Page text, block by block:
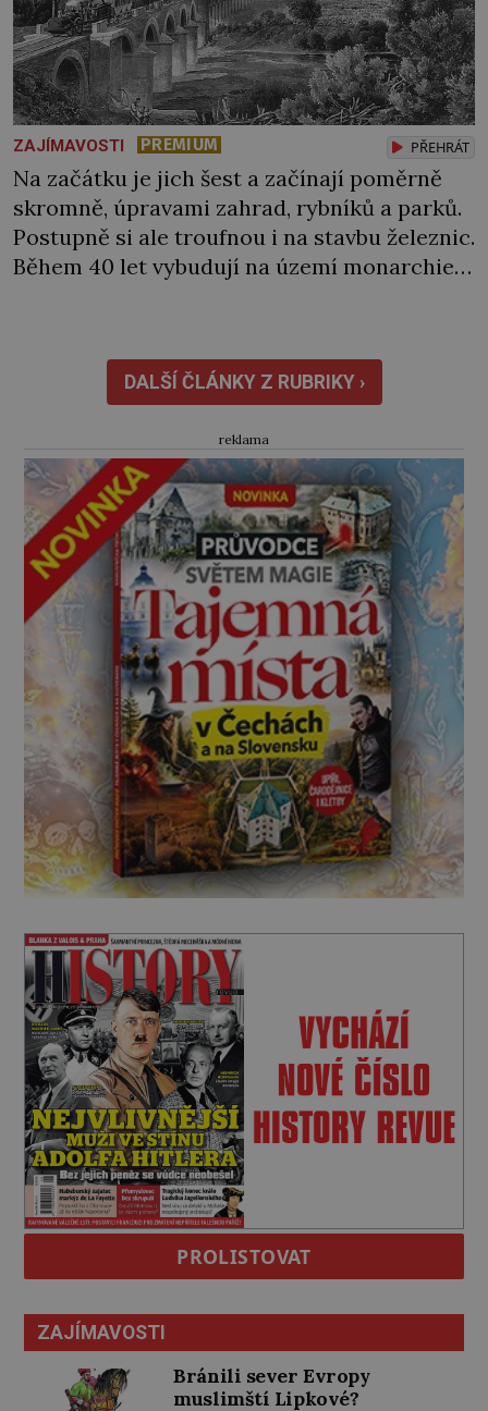
ZAJÍMAVOSTI PREMIUM PŘEHRÁT
Na začátku je jich šest a začínají poměrně
skromně, úpravami zahrad, rybníků a parků.
Postupně si ale troufnou i na stavbu železnic.
Během 40 let vybudují na území monarchie
ducha zdědí bratři Kleinové po otci
Johannovi (1756–1835), který má malý statek
na Jesenicku […]
DALŠÍ ČLÁNKY Z RUBRIKY ›
reklama
PROLISTOVAT
ZAJÍMAVOSTI
Bránili sever Evropy
muslimští Lipkové?